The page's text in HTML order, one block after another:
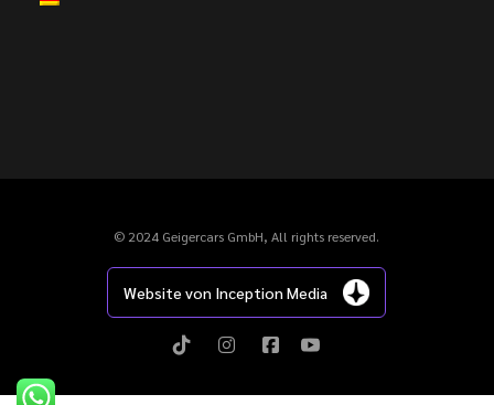
© 2024 Geigercars GmbH, All rights reserved.
Website von Inception Media